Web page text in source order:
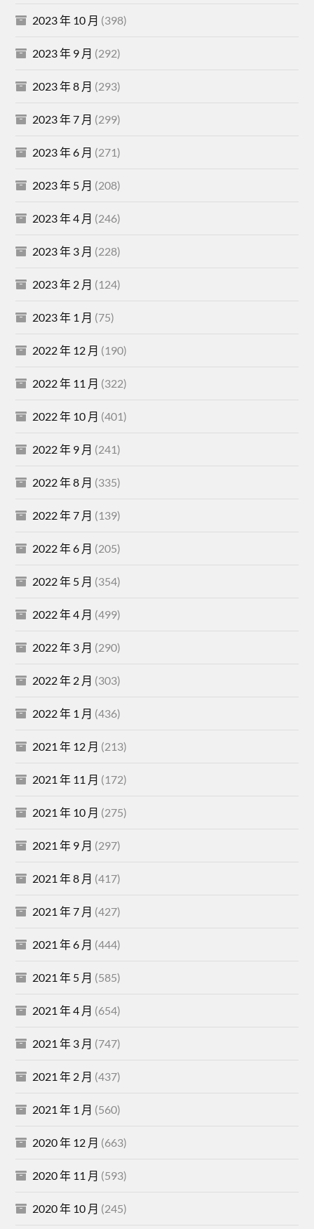
2023 年 10 月 (398)
2023 年 9 月 (292)
2023 年 8 月 (293)
2023 年 7 月 (299)
2023 年 6 月 (271)
2023 年 5 月 (208)
2023 年 4 月 (246)
2023 年 3 月 (228)
2023 年 2 月 (124)
2023 年 1 月 (75)
2022 年 12 月 (190)
2022 年 11 月 (322)
2022 年 10 月 (401)
2022 年 9 月 (241)
2022 年 8 月 (335)
2022 年 7 月 (139)
2022 年 6 月 (205)
2022 年 5 月 (354)
2022 年 4 月 (499)
2022 年 3 月 (290)
2022 年 2 月 (303)
2022 年 1 月 (436)
2021 年 12 月 (213)
2021 年 11 月 (172)
2021 年 10 月 (275)
2021 年 9 月 (297)
2021 年 8 月 (417)
2021 年 7 月 (427)
2021 年 6 月 (444)
2021 年 5 月 (585)
2021 年 4 月 (654)
2021 年 3 月 (747)
2021 年 2 月 (437)
2021 年 1 月 (560)
2020 年 12 月 (663)
2020 年 11 月 (593)
2020 年 10 月 (245)